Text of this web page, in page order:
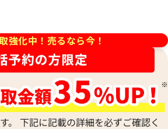
す
参考買取価格
2,554,000円
※2026年5月27日時点の参考
強化中！売るなら今！
。 下記に記載の詳細を必ずご確認く